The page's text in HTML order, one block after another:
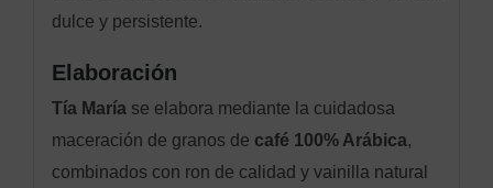
dulce y persistente.
Elaboración
Tía Maríase elabora mediante la cuidadosa
maceración de granos de café 100% Arábica,
combinados con ron de calidad y vainilla natural